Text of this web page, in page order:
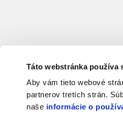
Táto webstránka používa
Aby vám tieto webové
partnerov tretích strán.
naše informácie o
©